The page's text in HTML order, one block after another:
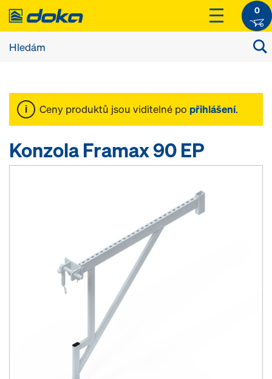
0
Ceny produktů jsou viditelné po přihlášení.
Konzola Framax 90 EP